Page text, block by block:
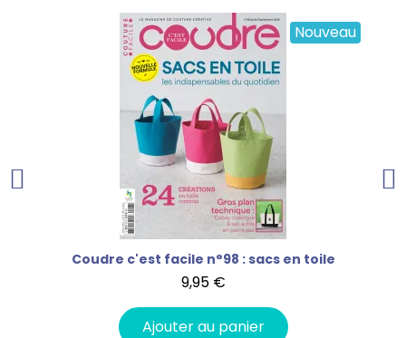
Nouveau
Coudre c'est facile n°98 : sacs en toile
9,95 €
Ajouter au panier